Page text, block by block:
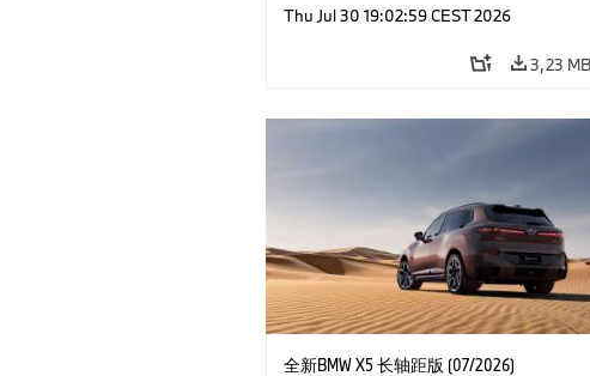
Thu Jul 30 19:02:59 CEST 2026
3,23 MB
全新BMW X5 长轴距版 (07/2026)